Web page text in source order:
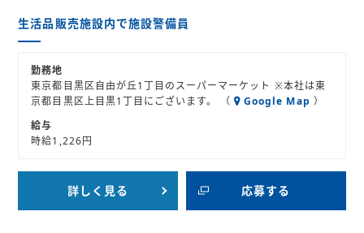
生活品販売施設内で施設警備員
勤務地
東京都目黒区自由が丘1丁目のスーパーマーケット ※本社は東
京都目黒区上目黒1丁目にございます。 （
Google Map ）
給与
時給1,226円
詳しく見る 応募する